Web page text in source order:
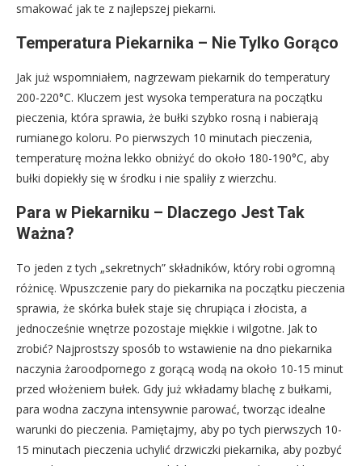
smakować jak te z najlepszej piekarni.
Temperatura Piekarnika – Nie Tylko Gorąco
Jak już wspomniałem, nagrzewam piekarnik do temperatury
200-220°C. Kluczem jest wysoka temperatura na początku
pieczenia, która sprawia, że bułki szybko rosną i nabierają
rumianego koloru. Po pierwszych 10 minutach pieczenia,
temperaturę można lekko obniżyć do około 180-190°C, aby
bułki dopiekły się w środku i nie spaliły z wierzchu.
Para w Piekarniku – Dlaczego Jest Tak
Ważna?
To jeden z tych „sekretnych” składników, który robi ogromną
różnicę. Wpuszczenie pary do piekarnika na początku pieczenia
sprawia, że skórka bułek staje się chrupiąca i złocista, a
jednocześnie wnętrze pozostaje miękkie i wilgotne. Jak to
zrobić? Najprostszy sposób to wstawienie na dno piekarnika
naczynia żaroodpornego z gorącą wodą na około 10-15 minut
przed włożeniem bułek. Gdy już wkładamy blachę z bułkami,
para wodna zaczyna intensywnie parować, tworząc idealne
warunki do pieczenia. Pamiętajmy, aby po tych pierwszych 10-
15 minutach pieczenia uchylić drzwiczki piekarnika, aby pozbyć